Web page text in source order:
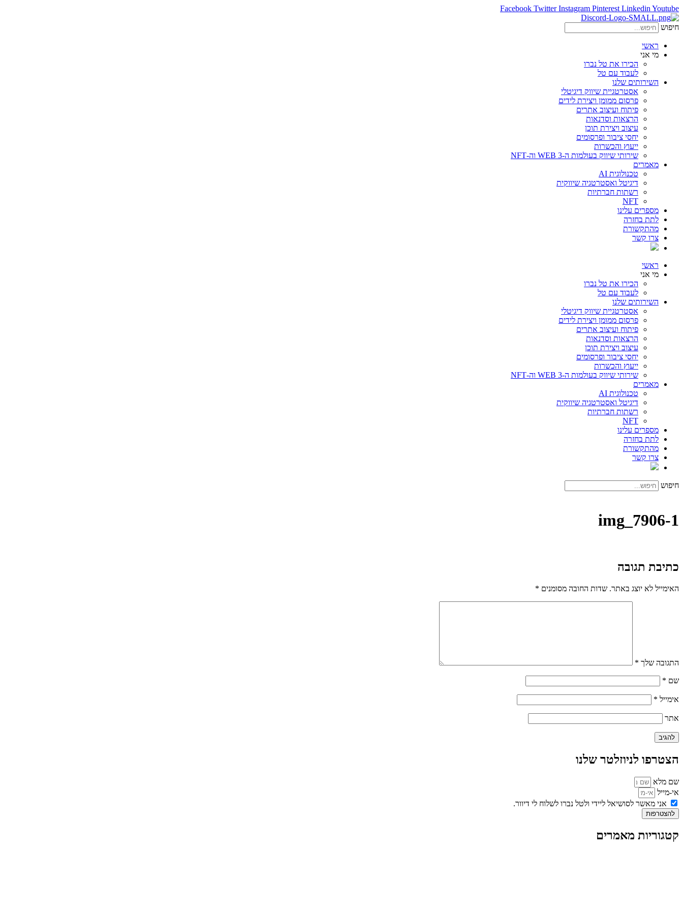
Facebook Twitter Instagram Pinterest Linkedin Youtube
חיפוש
ראשי
מי אני
הכירו את טל נברו
לעבוד עם טל
השירותים שלנו
אסטרטגיית שיווק דיגיטלי
פרסום ממומן ויצירת לידים
פיתוח ועיצוב אתרים
הרצאות וסדנאות
עיצוב ויצירת תוכן
יחסי ציבור ופרסומים
ייעוץ והכשרות
שירותי שיווק בעולמות ה-WEB 3 וה-NFT
מאמרים
טכנולוגית AI
דיגיטל ואסטרטגיה שיווקית
רשתות חברתיות
NFT
מספרים עלינו
לתת בחזרה
מהתקשורת
צרו קשר
ראשי
מי אני
הכירו את טל נברו
לעבוד עם טל
השירותים שלנו
אסטרטגיית שיווק דיגיטלי
פרסום ממומן ויצירת לידים
פיתוח ועיצוב אתרים
הרצאות וסדנאות
עיצוב ויצירת תוכן
יחסי ציבור ופרסומים
ייעוץ והכשרות
שירותי שיווק בעולמות ה-WEB 3 וה-NFT
מאמרים
טכנולוגית AI
דיגיטל ואסטרטגיה שיווקית
רשתות חברתיות
NFT
מספרים עלינו
לתת בחזרה
מהתקשורת
צרו קשר
חיפוש
img_7906-1
כתיבת תגובה
האימייל לא יוצג באתר. שדות החובה מסומנים *
התגובה שלך *
שם *
אימייל *
אתר
הצטרפו לניוזלטר שלנו
שם מלא
אי-מייל
אני מאשר לסושיאל ליידי ולטל נברו לשלוח לי דיוור.
להצטרפות
קטגוריות מאמרים